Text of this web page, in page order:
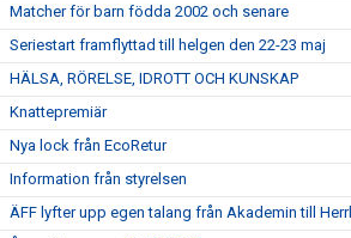
Matcher för barn födda 2002 och senare
Seriestart framflyttad till helgen den 22-23 maj
HÄLSA, RÖRELSE, IDROTT OCH KUNSKAP
Knattepremiär
Nya lock från EcoRetur
Information från styrelsen
ÄFF lyfter upp egen talang från Akademin till